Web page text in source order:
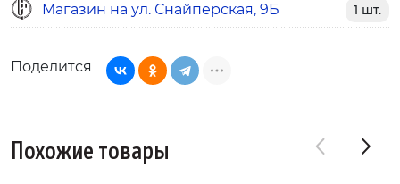
Магазин на ул. Снайперская, 9Б 1 шт.
Поделится
Похожие товары